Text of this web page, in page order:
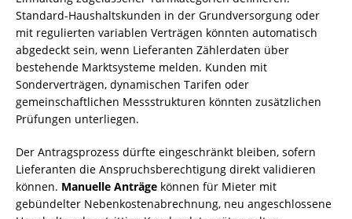
Standard-Haushaltskunden in der Grundversorgung oder
mit regulierten variablen Verträgen könnten automatisch
abgedeckt sein, wenn Lieferanten Zählerdaten über
bestehende Marktsysteme melden. Kunden mit
Sonderverträgen, dynamischen Tarifen oder
gemeinschaftlichen Messstrukturen könnten zusätzlichen
Prüfungen unterliegen.
Der Antragsprozess dürfte eingeschränkt bleiben, sofern
Lieferanten die Anspruchsberechtigung direkt validieren
können. Manuelle Anträge können für Mieter mit
gebündelter Nebenkostenabrechnung, neu angeschlossene